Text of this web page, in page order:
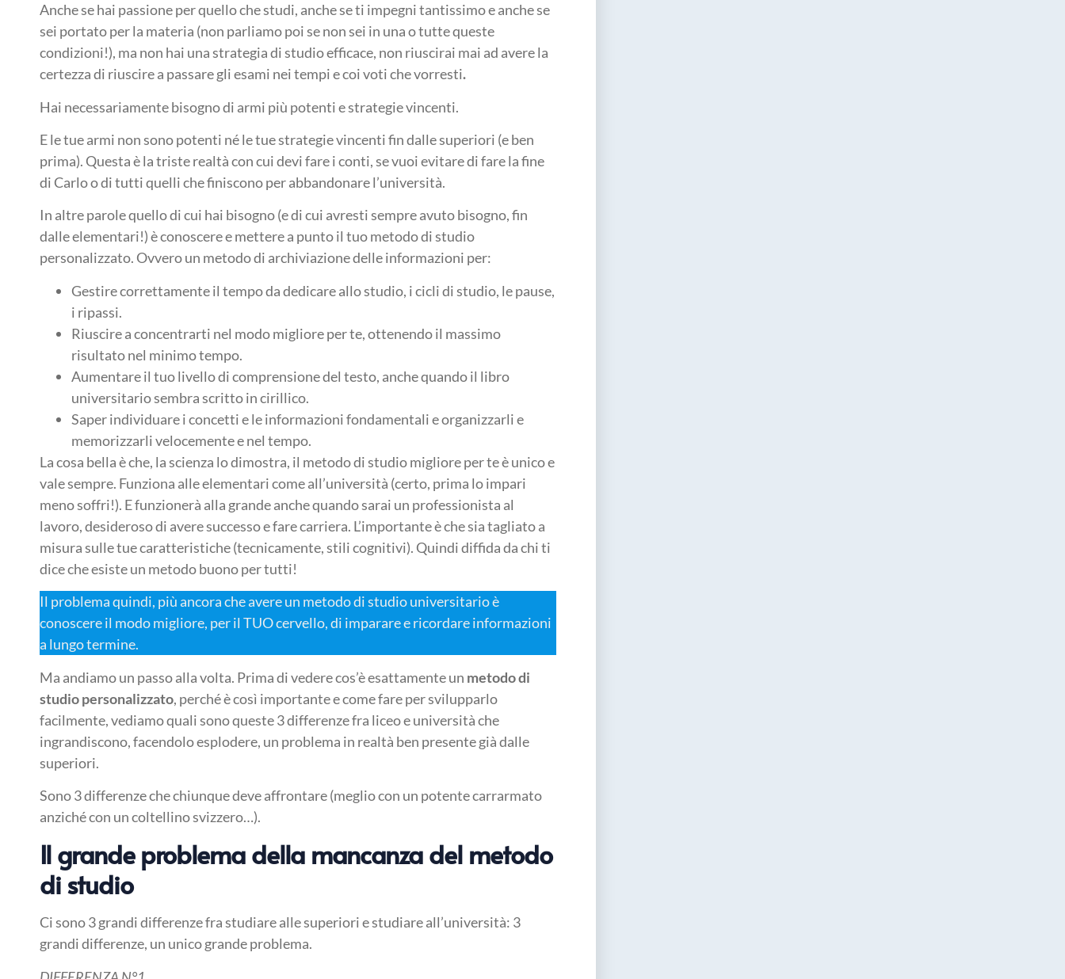
Anche se hai passione per quello che studi, anche se ti impegni tantissimo e anche se
sei portato per la materia (non parliamo poi se non sei in una o tutte queste
condizioni!), ma non hai una strategia di studio efficace, non riuscirai mai ad avere la
certezza di riuscire a passare gli esami nei tempi e coi voti che vorresti.
Hai necessariamente bisogno di armi più potenti e strategie vincenti.
E le tue armi non sono potenti né le tue strategie vincenti fin dalle superiori (e ben
prima). Questa è la triste realtà con cui devi fare i conti, se vuoi evitare di fare la fine
di Carlo o di tutti quelli che finiscono per abbandonare l’università.
In altre parole quello di cui hai bisogno (e di cui avresti sempre avuto bisogno, fin
dalle elementari!) è conoscere e mettere a punto il tuo metodo di studio
personalizzato. Ovvero un metodo di archiviazione delle informazioni per:
Gestire correttamente il tempo da dedicare allo studio, i cicli di studio, le pause,
i ripassi.
Riuscire a concentrarti nel modo migliore per te, ottenendo il massimo
risultato nel minimo tempo.
Aumentare il tuo livello di comprensione del testo, anche quando il libro
universitario sembra scritto in cirillico.
Saper individuare i concetti e le informazioni fondamentali e organizzarli e
memorizzarli velocemente e nel tempo.
La cosa bella è che, la scienza lo dimostra, il metodo di studio migliore per te è unico e
vale sempre. Funziona alle elementari come all’università (certo, prima lo impari
meno soffri!). E funzionerà alla grande anche quando sarai un professionista al
lavoro, desideroso di avere successo e fare carriera. L’importante è che sia tagliato a
misura sulle tue caratteristiche (tecnicamente, stili cognitivi). Quindi diffida da chi ti
dice che esiste un metodo buono per tutti!
Il problema quindi, più ancora che avere un metodo di studio universitario è
conoscere il modo migliore, per il TUO cervello, di imparare e ricordare informazioni
a lungo termine.
Ma andiamo un passo alla volta. Prima di vedere cos’è esattamente un metodo di
studio personalizzato, perché è così importante e come fare per svilupparlo
facilmente, vediamo quali sono queste 3 differenze fra liceo e università che
ingrandiscono, facendolo esplodere, un problema in realtà ben presente già dalle
superiori.
Sono 3 differenze che chiunque deve affrontare (meglio con un potente carrarmato
anziché con un coltellino svizzero…).
Il grande problema della mancanza del metodo
di studio
Ci sono 3 grandi differenze fra studiare alle superiori e studiare all’università: 3
grandi differenze, un unico grande problema.